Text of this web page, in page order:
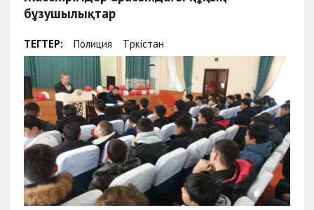
бұзушылықтар
ТЕГТЕР: Полиция Түркістан